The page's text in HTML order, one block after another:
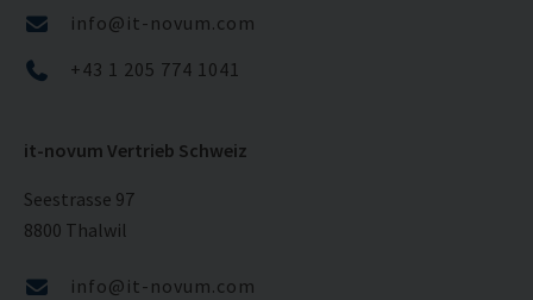
info@it-novum.com
+43 1 205 774 1041
it-novum Vertrieb Schweiz
Seestrasse 97
8800 Thalwil
info@it-novum.com